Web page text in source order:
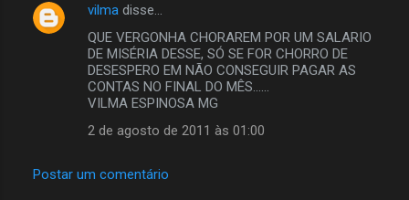
C
á
vilma disse…
QUE VERGONHA CHORAREM POR UM SALARIO
DE MISÉRIA DESSE, SÓ SE FOR CHORRO DE
DESESPERO EM NÃO CONSEGUIR PAGAR AS
CONTAS NO FINAL DO MÊS......
VILMA ESPINOSA MG
2 de agosto de 2011 às 01:00
Postar um comentário